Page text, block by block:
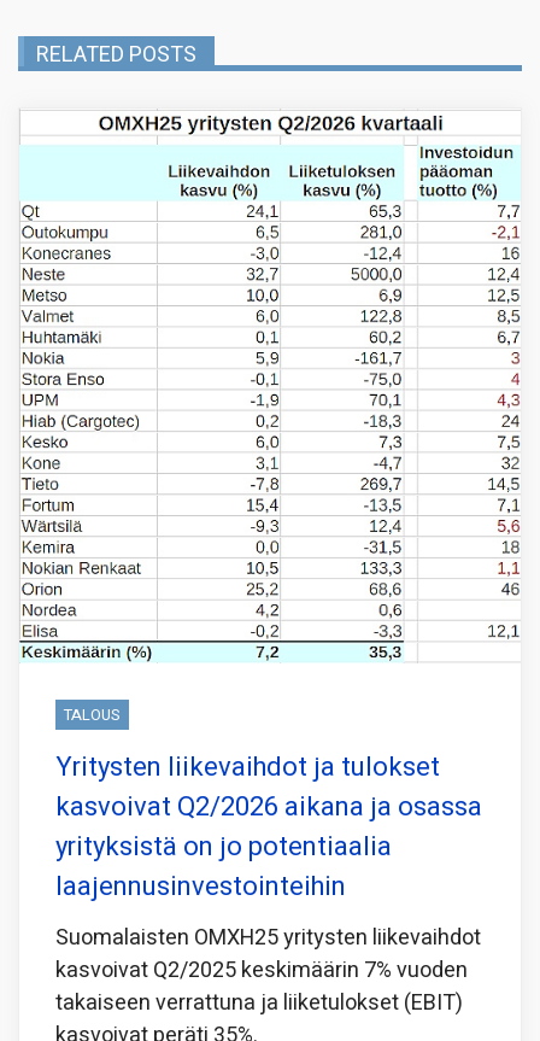
RELATED POSTS
TALOUS
Yritysten liikevaihdot ja tulokset
kasvoivat Q2/2026 aikana ja osassa
yrityksistä on jo potentiaalia
laajennusinvestointeihin
Suomalaisten OMXH25 yritysten liikevaihdot
kasvoivat Q2/2025 keskimäärin 7% vuoden
takaiseen verrattuna ja liiketulokset (EBIT)